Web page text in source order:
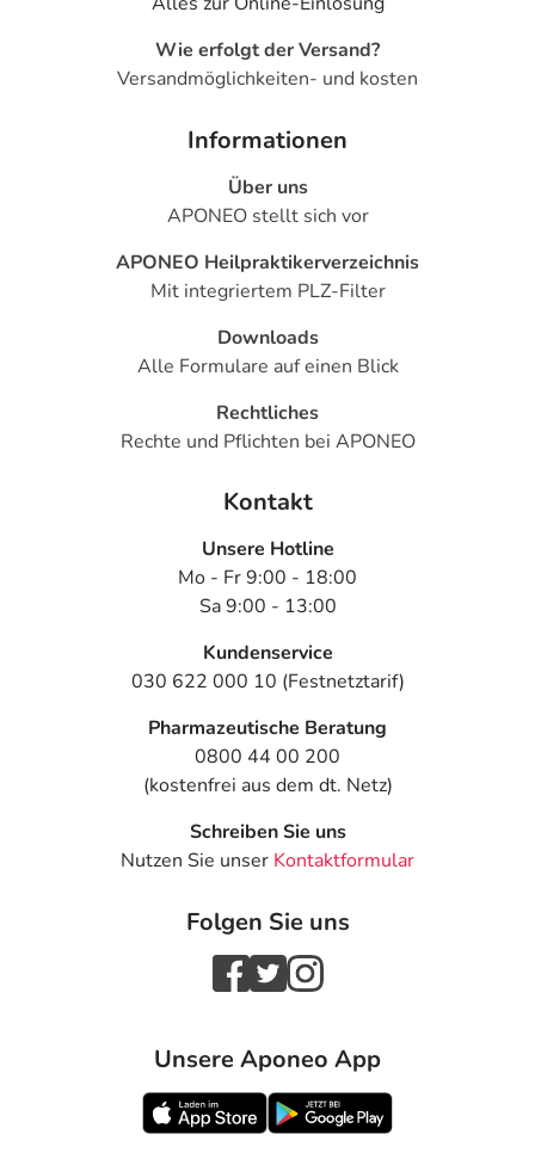
Wie erfolgt der Versand?
Versandmöglichkeiten- und kosten
Informationen
Über uns
APONEO stellt sich vor
APONEO Heilpraktikerverzeichnis
Mit integriertem PLZ-Filter
Downloads
Alle Formulare auf einen Blick
Rechtliches
Rechte und Pflichten bei APONEO
Kontakt
Unsere Hotline
Mo - Fr 9:00 - 18:00
Sa 9:00 - 13:00
Kundenservice
030 622 000 10 (Festnetztarif)
Pharmazeutische Beratung
0800 44 00 200
(kostenfrei aus dem dt. Netz)
Schreiben Sie uns
Nutzen Sie unser Kontaktformular
Folgen Sie uns
Unsere Aponeo App